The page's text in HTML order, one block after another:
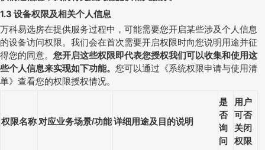
1.3 设备权限及相关个人信息
万科易选房在提供服务过程中，可能需要您开启某些涉及个人信息
的设备访问权限。我们会在首次需要开启权限时向您说明用途并征
得您的同意。 您开启这些权限即代表您授权我们可以收集和使用这
些个人信息来实现如下功能。 您可以通过 《系统权限申请与使用清
单》 查看您的权限授权情况。
权限名称对应业务场景/功能详细用途及目的说明
是
否
询
问
用户
可否
关闭
权限